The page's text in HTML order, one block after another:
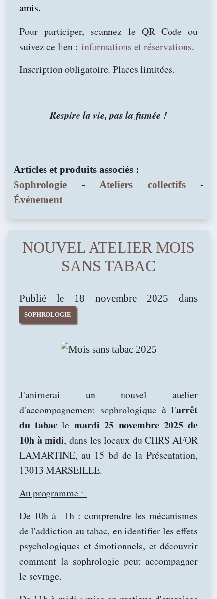
amis.
Pour participer, scannez le QR Code ou
suivez ce lien : informations et réservations.
Inscription obligatoire. Places limitées.
Respire la vie, pas la fumée !
Articles et produits associés :
Sophrologie - Ateliers collectifs-
Événement
NOUVEL ATELIER MOIS
SANS TABAC
Publié le 18 novembre 2025 dans
SOPHROLOGIE
J'animerai un nouvel atelier
d'accompagnement sophrologique à l'arrêt
du tabacle mardi 25 novembre 2025 de
10h à midi, dans les locaux du CHRS AFOR
LAMARTINE, au 15 bd de la Présentation,
13013 MARSEILLE.
Au programme :
De 10h à 11h : comprendre les mécanismes
de l'addiction au tabac, en identifier les effets
psychologiques et émotionnels, et découvrir
comment la sophrologie peut accompagner
le sevrage.